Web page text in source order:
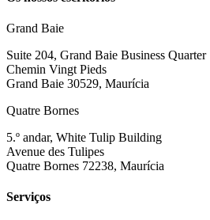
Grand Baie
Suite 204, Grand Baie Business Quarter
Chemin Vingt Pieds
Grand Baie 30529, Maurícia
Quatre Bornes
5.º andar, White Tulip Building
Avenue des Tulipes
Quatre Bornes 72238, Maurícia
Serviços